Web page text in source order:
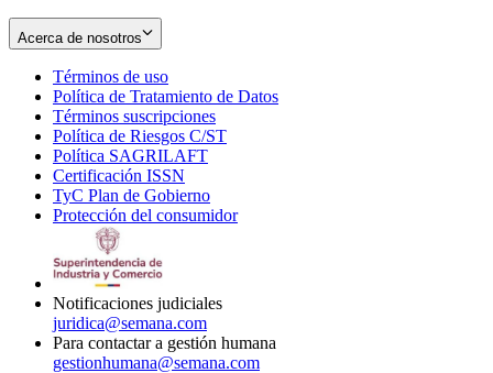
Acerca de nosotros
Términos de uso
in
new
window
Política de Tratamiento de Datos
Términos suscripciones
in
Política de Riesgos C/ST
Política SAGRILAFT
new
window
Certificación ISSN
in
new
TyC Plan de Gobierno
in
Protección del consumidorOpens
Notificaciones judiciales
juridica@semana.com
Para contactar a gestión humana
gestionhumana@semana.com